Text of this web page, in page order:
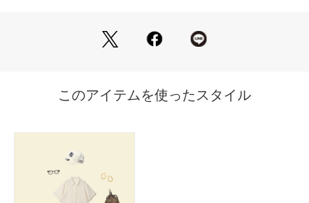
●チーム:ニューヨーク・ヤンキース
●リーグ:メジャーリーグ・ベースボール
※一部商品において弊社カラー表記がメーカーカラー表記と異
※掲載の価格・製品のパッケージ・デザイン・仕様について、
予告なく変更することがあります。あらかじめご了承くださ
い。2026年春夏モデル 2026ssmodel ニューエラ NEW ERA
NEWERA スーパースポーツゼビオ ゼビオ Super Sports XEB